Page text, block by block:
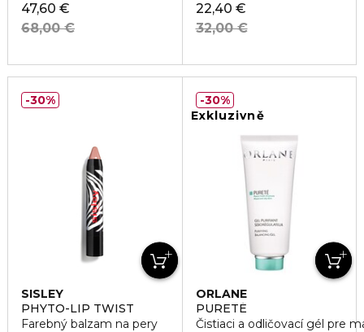
47,60 €
68,00 €
22,40 €
32,00 €
SISLEY
PHYTO-LIP TWIST
Farebný balzam na pery
30%
Exkluzivně
ORLANE
PURETÉ
Čistiaci a odličovací gél pre
30%